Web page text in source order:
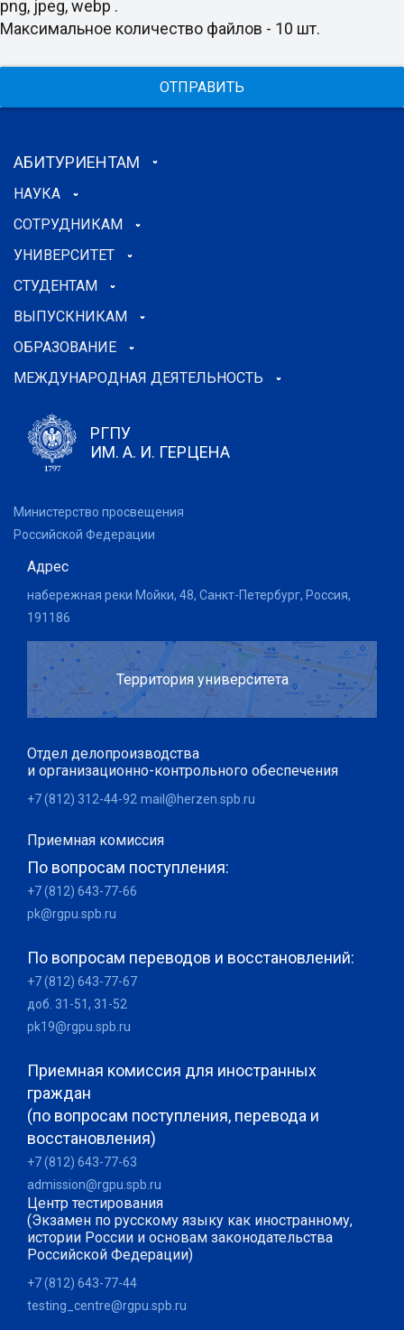
png, jpeg, webp .
Максимальное количество файлов - 10 шт.
ОТПРАВИТЬ
АБИТУРИЕНТАМ
НАУКА
СОТРУДНИКАМ
УНИВЕРСИТЕТ
СТУДЕНТАМ
ВЫПУСКНИКАМ
ОБРАЗОВАНИЕ
МЕЖДУНАРОДНАЯ ДЕЯТЕЛЬНОСТЬ
РГПУ
ИМ. А. И. ГЕРЦЕНА
Министерство просвещения
Российской Федерации
Адрес
набережная реки Мойки, 48, Санкт-Петербург, Россия,
191186
Территория университета
Отдел делопроизводства
и организационно-контрольного обеспечения
+7 (812) 312-44-92 mail@herzen.spb.ru
Приемная комиссия
По вопросам поступления:
+7 (812) 643-77-66
pk@rgpu.spb.ru
По вопросам переводов и восстановлений:
+7 (812) 643-77-67
доб. 31-51, 31-52
pk19@rgpu.spb.ru
Приемная комиссия для иностранных
граждан
(по вопросам поступления, перевода и
восстановления)
+7 (812) 643-77-63
admission@rgpu.spb.ru
Центр тестирования
(Экзамен по русскому языку как иностранному,
истории России и основам законодательства
Российской Федерации)
+7 (812) 643-77-44
testing_centre@rgpu.spb.ru